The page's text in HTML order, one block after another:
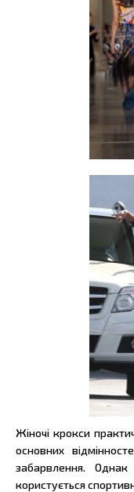
Жіночі крокси
основних
забарвлення.
користується